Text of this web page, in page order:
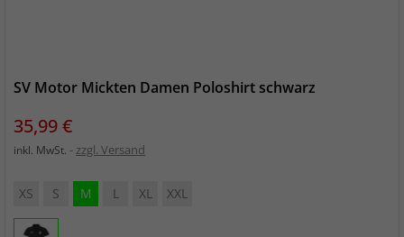
SV Motor Mickten Damen Poloshirt schwarz
Preis
35,99 €
inkl. MwSt. zzgl. Versand
XS S M L XL XXL